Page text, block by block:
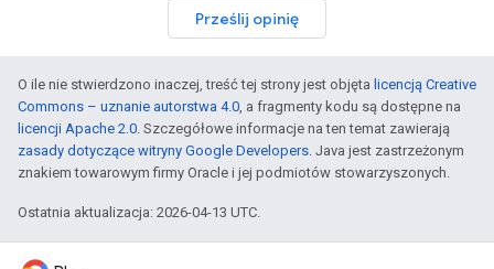
Prześlij opinię
O ile nie stwierdzono inaczej, treść tej strony jest objęta licencją Creative
Commons – uznanie autorstwa 4.0, a fragmenty kodu są dostępne na
licencji Apache 2.0. Szczegółowe informacje na ten temat zawierają
zasady dotyczące witryny Google Developers. Java jest zastrzeżonym
znakiem towarowym firmy Oracle i jej podmiotów stowarzyszonych.
Ostatnia aktualizacja: 2026-04-13 UTC.